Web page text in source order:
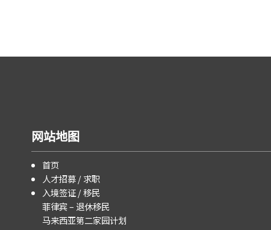
网站地图
首页
人才招募 / 求职
入境签证 / 移民
菲律宾 – 退休移民
马来西亚第二家园计划